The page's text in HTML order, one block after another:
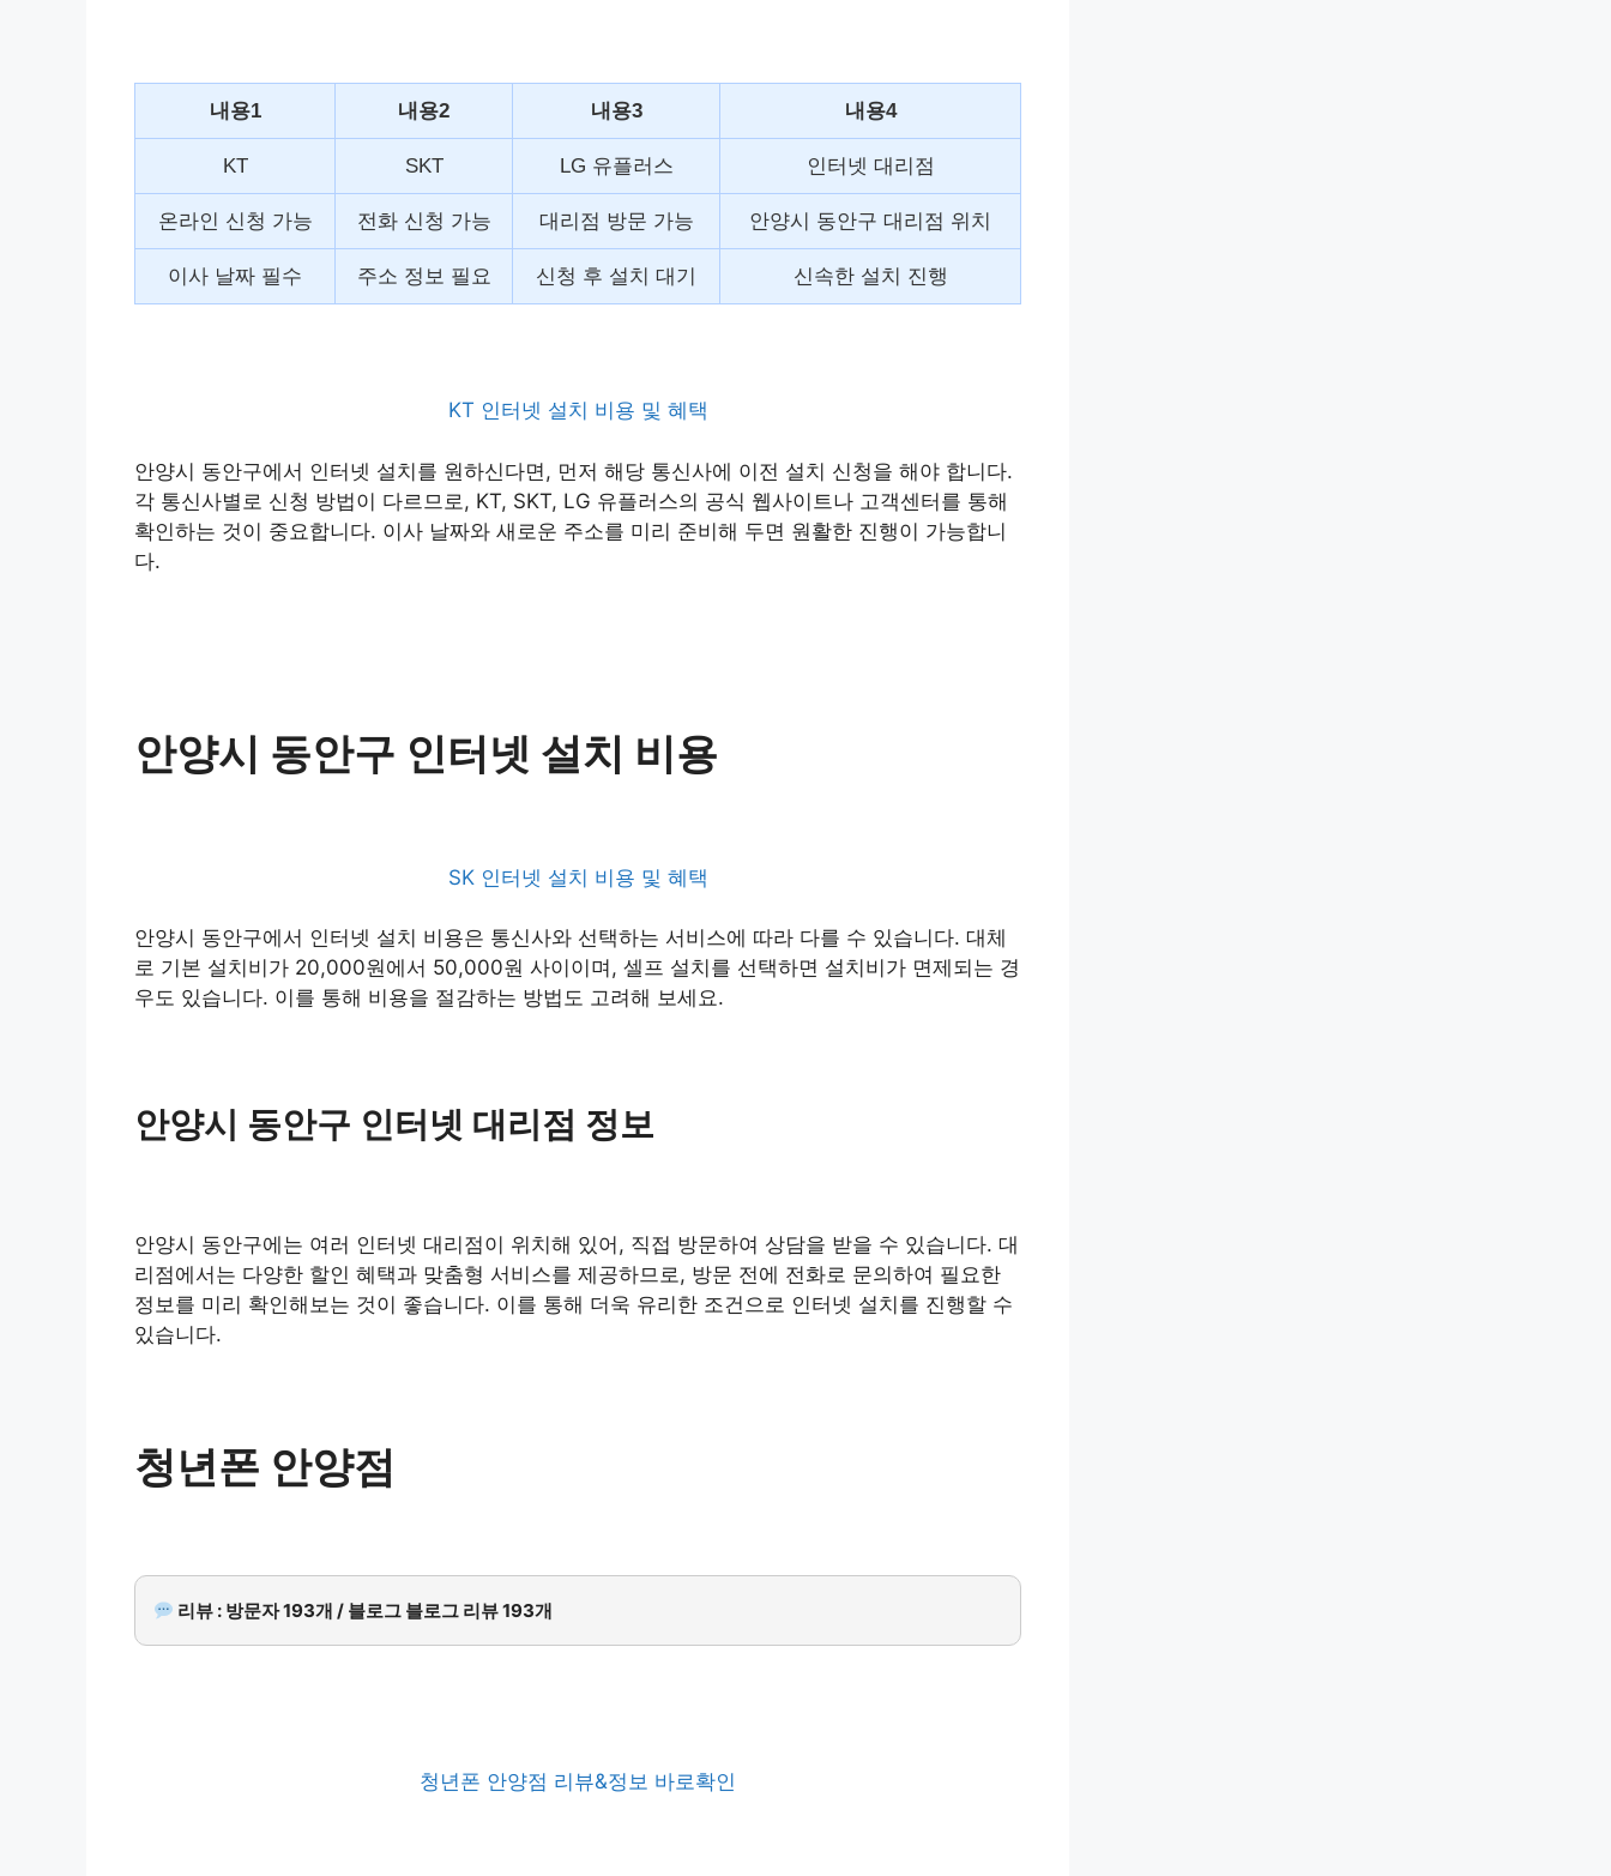
내용1 내용2 내용3 내용4
KT SKT LG 유플러스 인터넷 대리점
온라인 신청 가능 전화 신청 가능 대리점 방문 가능 안양시 동안구 대리점 위치
이사 날짜 필수 주소 정보 필요 신청 후 설치 대기 신속한 설치 진행
KT 인터넷 설치 비용 및 혜택
안양시 동안구에서 인터넷 설치를 원하신다면, 먼저 해당 통신사에 이전 설치 신청을 해야 합니다.
각 통신사별로 신청 방법이 다르므로, KT, SKT, LG 유플러스의 공식 웹사이트나 고객센터를 통해
확인하는 것이 중요합니다. 이사 날짜와 새로운 주소를 미리 준비해 두면 원활한 진행이 가능합니
다.
안양시 동안구 인터넷 설치 비용
SK 인터넷 설치 비용 및 혜택
안양시 동안구에서 인터넷 설치 비용은 통신사와 선택하는 서비스에 따라 다를 수 있습니다. 대체
로 기본 설치비가 20,000원에서 50,000원 사이이며, 셀프 설치를 선택하면 설치비가 면제되는 경
우도 있습니다. 이를 통해 비용을 절감하는 방법도 고려해 보세요.
안양시 동안구 인터넷 대리점 정보
안양시 동안구에는 여러 인터넷 대리점이 위치해 있어, 직접 방문하여 상담을 받을 수 있습니다. 대
리점에서는 다양한 할인 혜택과 맞춤형 서비스를 제공하므로, 방문 전에 전화로 문의하여 필요한
정보를 미리 확인해보는 것이 좋습니다. 이를 통해 더욱 유리한 조건으로 인터넷 설치를 진행할 수
있습니다.
청년폰 안양점
리뷰 : 방문자 193개 / 블로그 블로그 리뷰 193개
청년폰 안양점 리뷰&정보 바로확인